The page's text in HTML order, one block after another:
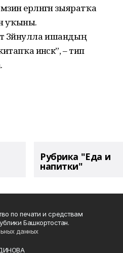
ерләнгән зыяратҡа
уҡыны.
Зәйнулла ишандың
инәсәк”, – тип
Рубрика "Еда и
напитки"
по печати и средствам
Башкортостан.
данных